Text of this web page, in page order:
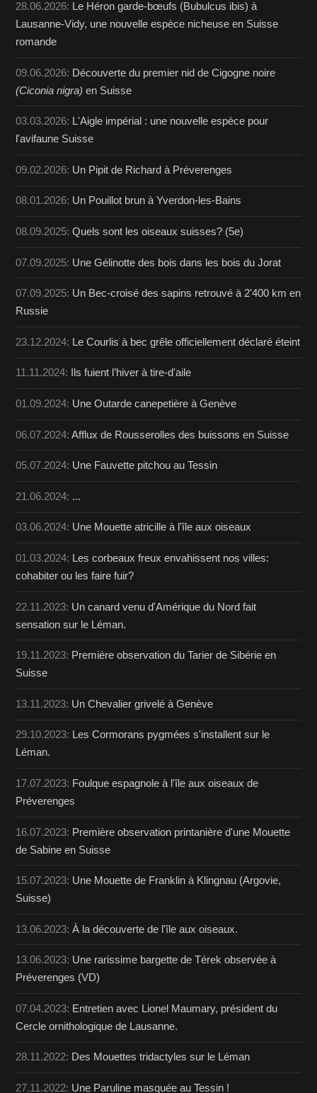
28.06.2026: Le Héron garde-bœufs (Bubulcus ibis) à
Lausanne-Vidy, une nouvelle espèce nicheuse en Suisse
romande
09.06.2026: Découverte du premier nid de Cigogne noire
(Ciconia nigra) en Suisse
03.03.2026: L'Aigle impérial : une nouvelle espèce pour
l'avifaune Suisse
09.02.2026: Un Pipit de Richard à Préverenges
08.01.2026: Un Pouillot brun à Yverdon-les-Bains
08.09.2025:Quels sont les oiseaux suisses? (5e)
07.09.2025: Une Gélinotte des bois dans les bois du Jorat
07.09.2025: Un Bec-croisé des sapins retrouvé à 2'400 km en
Russie
23.12.2024: Le Courlis à bec grêle officiellement déclaré éteint
11.11.2024: Ils fuient l’hiver à tire-d'aile
01.09.2024: Une Outarde canepetière à Genève
06.07.2024:Afflux de Rousserolles des buissons en Suisse
05.07.2024: Une Fauvette pitchou au Tessin
21.06.2024: ...
03.06.2024: Une Mouette atricille à l'île aux oiseaux
01.03.2024: Les corbeaux freux envahissent nos villes:
cohabiter ou les faire fuir?
22.11.2023: Un canard venu d'Amérique du Nord fait
sensation sur le Léman.
19.11.2023: Première observation du Tarier de Sibérie en
Suisse
13.11.2023: Un Chevalier grivelé à Genève
29.10.2023: Les Cormorans pygmées s'installent sur le
Léman.
17.07.2023: Foulque espagnole à l'île aux oiseaux de
Préverenges
16.07.2023: Première observation printanière d'une Mouette
de Sabine en Suisse
15.07.2023: Une Mouette de Franklin à Klingnau (Argovie,
Suisse)
13.06.2023:À la découverte de l'île aux oiseaux.
13.06.2023: Une rarissime bargette de Térek observée à
Préverenges (VD)
07.04.2023: Entretien avec Lionel Maumary, président du
Cercle ornithologique de Lausanne.
28.11.2022: Des Mouettes tridactyles sur le Léman
27.11.2022: Une Paruline masquée au Tessin !